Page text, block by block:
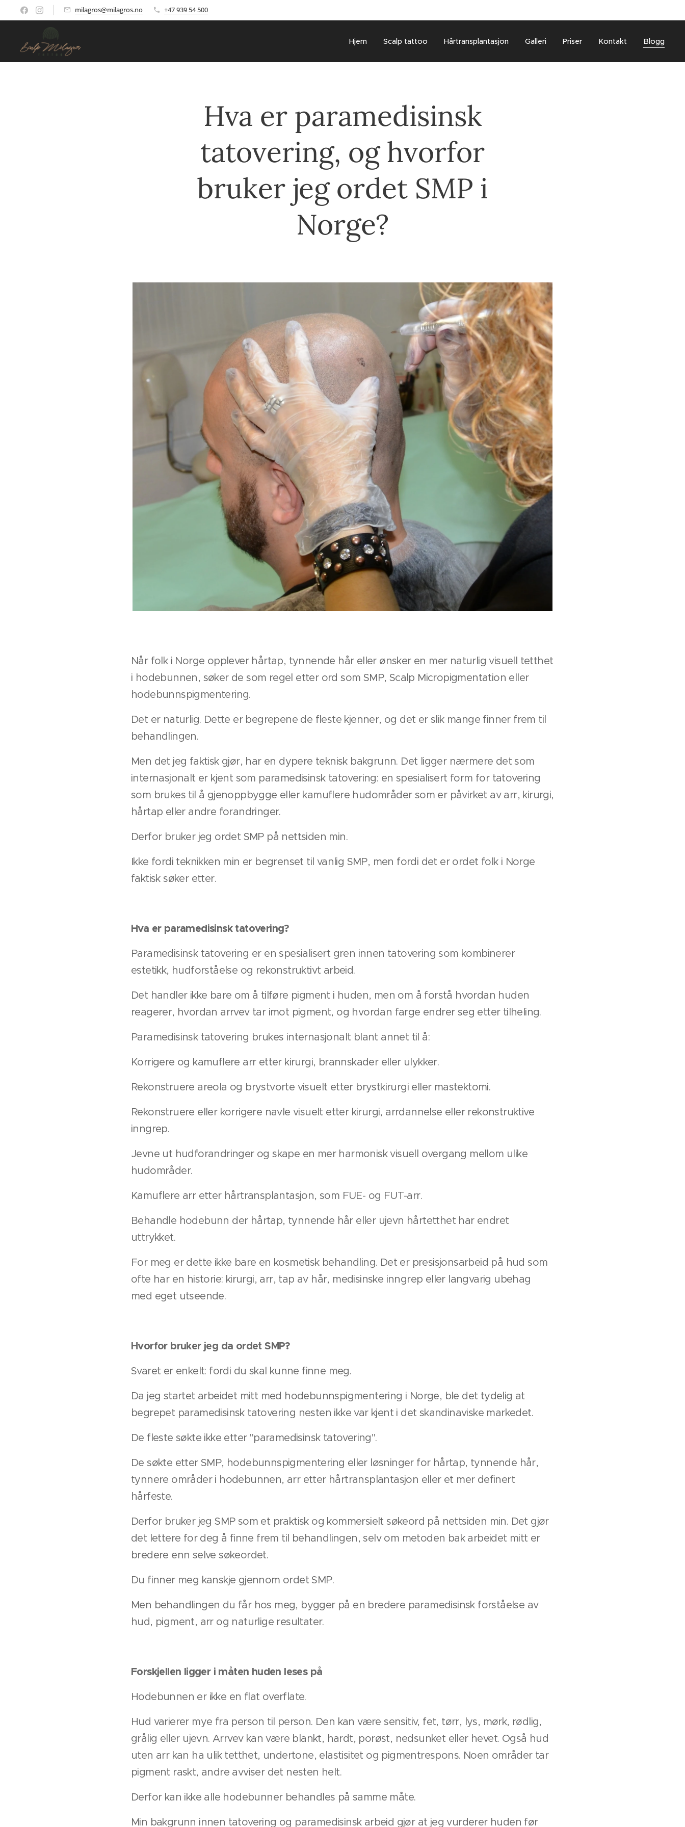
milagros@milagros.no +47 939 54 500
Hjem Scalp tattoo Hårtransplantasjon Galleri Priser Kontakt Blogg
Hva er paramedisinsk
tatovering, og hvorfor
bruker jeg ordet SMP i
Norge?
Når folk i Norge opplever hårtap, tynnende hår eller ønsker en mer naturlig visuell tetthet
i hodebunnen, søker de som regel etter ord som SMP, Scalp Micropigmentation eller
hodebunnspigmentering.
Det er naturlig. Dette er begrepene de fleste kjenner, og det er slik mange finner frem til
behandlingen.
Men det jeg faktisk gjør, har en dypere teknisk bakgrunn. Det ligger nærmere det som
internasjonalt er kjent som paramedisinsk tatovering: en spesialisert form for tatovering
som brukes til å gjenoppbygge eller kamuflere hudområder som er påvirket av arr, kirurgi,
hårtap eller andre forandringer.
Derfor bruker jeg ordet SMP på nettsiden min.
Ikke fordi teknikken min er begrenset til vanlig SMP, men fordi det er ordet folk i Norge
faktisk søker etter.
Hva er paramedisinsk tatovering?
Paramedisinsk tatovering er en spesialisert gren innen tatovering som kombinerer
estetikk, hudforståelse og rekonstruktivt arbeid.
Det handler ikke bare om å tilføre pigment i huden, men om å forstå hvordan huden
reagerer, hvordan arrvev tar imot pigment, og hvordan farge endrer seg etter tilheling.
Paramedisinsk tatovering brukes internasjonalt blant annet til å:
Korrigere og kamuflere arr etter kirurgi, brannskader eller ulykker.
Rekonstruere areola og brystvorte visuelt etter brystkirurgi eller mastektomi.
Rekonstruere eller korrigere navle visuelt etter kirurgi, arrdannelse eller rekonstruktive
inngrep.
Jevne ut hudforandringer og skape en mer harmonisk visuell overgang mellom ulike
hudområder.
Kamuflere arr etter hårtransplantasjon, som FUE- og FUT-arr.
Behandle hodebunn der hårtap, tynnende hår eller ujevn hårtetthet har endret
uttrykket.
For meg er dette ikke bare en kosmetisk behandling. Det er presisjonsarbeid på hud som
ofte har en historie: kirurgi, arr, tap av hår, medisinske inngrep eller langvarig ubehag
med eget utseende.
Hvorfor bruker jeg da ordet SMP?
Svaret er enkelt: fordi du skal kunne finne meg.
Da jeg startet arbeidet mitt med hodebunnspigmentering i Norge, ble det tydelig at
begrepet paramedisinsk tatovering nesten ikke var kjent i det skandinaviske markedet.
De fleste søkte ikke etter "paramedisinsk tatovering".
De søkte etter SMP, hodebunnspigmentering eller løsninger for hårtap, tynnende hår,
tynnere områder i hodebunnen, arr etter hårtransplantasjon eller et mer definert
hårfeste.
Derfor bruker jeg SMP som et praktisk og kommersielt søkeord på nettsiden min. Det gjør
det lettere for deg å finne frem til behandlingen, selv om metoden bak arbeidet mitt er
bredere enn selve søkeordet.
Du finner meg kanskje gjennom ordet SMP.
Men behandlingen du får hos meg, bygger på en bredere paramedisinsk forståelse av
hud, pigment, arr og naturlige resultater.
Forskjellen ligger i måten huden leses på
Hodebunnen er ikke en flat overflate.
Hud varierer mye fra person til person. Den kan være sensitiv, fet, tørr, lys, mørk, rødlig,
grålig eller ujevn. Arrvev kan være blankt, hardt, porøst, nedsunket eller hevet. Også hud
uten arr kan ha ulik tetthet, undertone, elastisitet og pigmentrespons. Noen områder tar
pigment raskt, andre avviser det nesten helt.
Derfor kan ikke alle hodebunner behandles på samme måte.
Min bakgrunn innen tatovering og paramedisinsk arbeid gjør at jeg vurderer huden før